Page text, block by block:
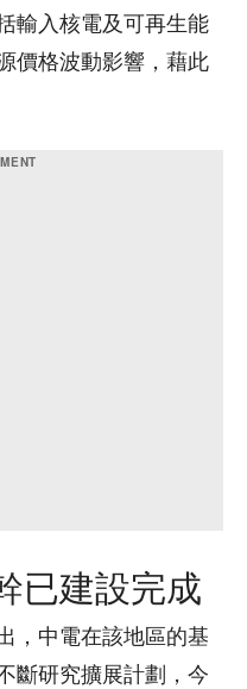
輸入核電及可再生能
價格波動影響，藉此
已建設完成
，中電在該地區的基
斷研究擴展計劃，今